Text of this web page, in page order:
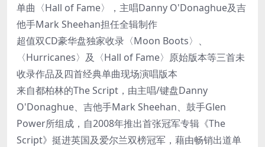
单曲〈Hall of Fame〉，主唱Danny O'Donaghue及吉
他手Mark Sheehan担任全辑制作
超值双CD豪华盘独家收录〈Moon Boots〉、
〈Hurricanes〉及〈Hall of Fame〉原始版本等三首未
收录作品及四首经典单曲现场演唱版本
来自都柏林的The Script，由主唱/键盘Danny
O'Donaghue、吉他手Mark Sheehan、鼓手Glen
Power所组成，自2008年推出首张冠军专辑《The
Script》挺进英国及爱尔兰双榜冠军，藉由畅销出道单